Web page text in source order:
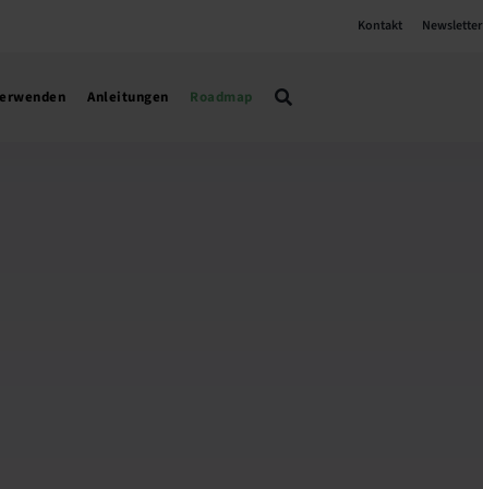
Kontakt Newsletter
Anleitungen Roadmap